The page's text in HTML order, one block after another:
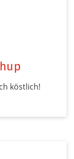
köstlich!